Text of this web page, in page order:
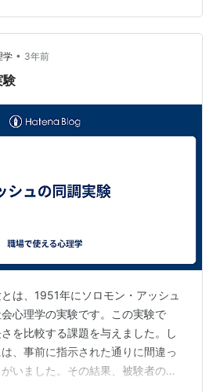
が正解できないという結果が出て
が演繹的推論を苦手とする傾向が
す。 ウェイ…
学 • 3年前
験
は、1951年にソロモン・アッシュ
心理学の実験です。この実験で
を比較する課題を与えました。し
、事前に指示された通りに間違っ
いました。その結果、被験者の約